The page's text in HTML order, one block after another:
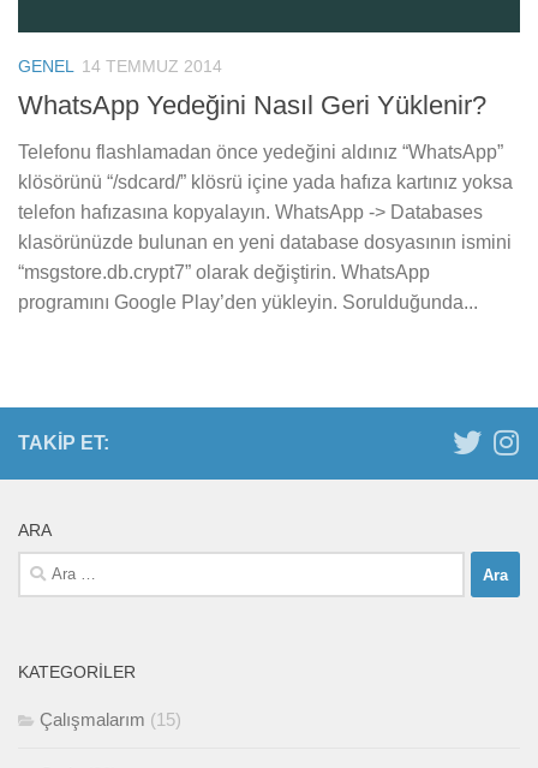
GENEL 14 TEMMUZ 2014
WhatsApp Yedeğini Nasıl Geri Yüklenir?
Telefonu flashlamadan önce yedeğini aldınız “WhatsApp”
klösörünü “/sdcard/” klösrü içine yada hafıza kartınız yoksa
telefon hafızasına kopyalayın. WhatsApp -> Databases
klasörünüzde bulunan en yeni database dosyasının ismini
“msgstore.db.crypt7” olarak değiştirin. WhatsApp
programını Google Play’den yükleyin. Sorulduğunda...
TAKIP ET:
ARA
Arama:
KATEGORILER
Çalışmalarım (15)